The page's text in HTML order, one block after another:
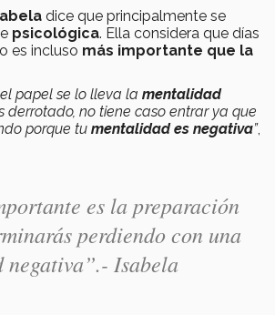
dice que principalmente se
psicológica. Ella considera que días
es incluso más importante que la
papel se lo lleva la mentalidad
derrotado, no tiene caso entrar ya que
porque tu mentalidad es negativa”,
es la preparación
perdiendo con una
negativa”.- Isabela